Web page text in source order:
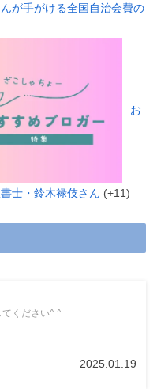
が手がける全国自治会費の
お
士・鈴木禄伎さん +11
ください^ ^
2025.01.19